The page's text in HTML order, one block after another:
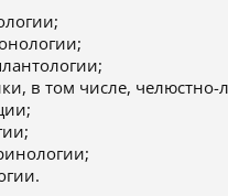
в том числе,